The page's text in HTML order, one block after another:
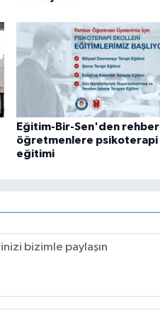
Eğitim-Bir-Sen'den rehber
öğretmenlere psikoterapi
eğitimi